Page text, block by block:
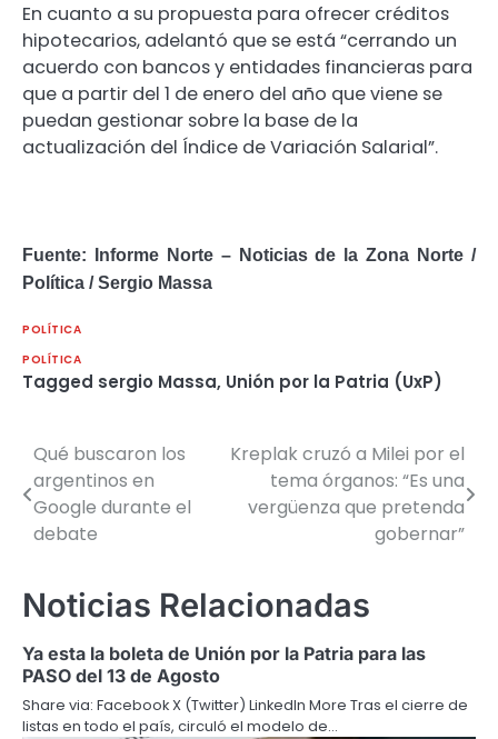
En cuanto a su propuesta para ofrecer créditos
hipotecarios, adelantó que se está “cerrando un
acuerdo con bancos y entidades financieras para
que a partir del 1 de enero del año que viene se
puedan gestionar sobre la base de la
actualización del Índice de Variación Salarial”.
Fuente: Informe Norte – Noticias de la Zona Norte /
Política / Sergio Massa
POLÍTICA
POLÍTICA
Tagged sergio Massa, Unión por la Patria (UxP)
Navegación
de
entradas
Qué buscaron los
argentinos en
Google durante el
debate
Kreplak cruzó a Milei por el
tema órganos: “Es una
vergüenza que pretenda
gobernar”
Noticias Relacionadas
Ya esta la boleta de Unión por la Patria para las
PASO del 13 de Agosto
Share via: Facebook X (Twitter) LinkedIn More Tras el cierre de
listas en todo el país, circuló el modelo de…